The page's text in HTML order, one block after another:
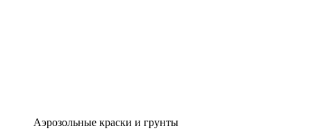
Аэрозольные краски и грунты